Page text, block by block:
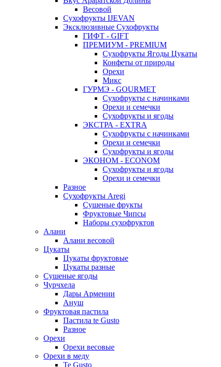
Весовой
Сухофрукты IJEVAN
Эксклюзивные Сухофрукты
ГИФТ - GIFT
ПРЕМИУМ - PREMIUM
Сухофрукты Ягоды Цукаты
Конфеты от природы
Орехи
Микс
ГУРМЭ - GOURMET
Сухофрукты с начинками
Орехи и семечки
Сухофрукты и ягоды
ЭКСТРА - EXTRA
Сухофрукты с начинками
Орехи и семечки
Сухофрукты и ягоды
ЭКОНОМ - ECONOM
Сухофрукты и ягоды
Орехи и семечки
Разное
Сухофрукты Aregi
Сушеные фрукты
Фруктовые Чипсы
Наборы сухофруктов
Алани
Алани весовой
Цукаты
Цукаты фруктовые
Цукаты разные
Сушеные ягоды
Чурчхела
Дары Армении
Ануш
Фруктовая пастила
Пастила te Gusto
Разное
Орехи
Орехи весовые
Орехи в меду
Te Gusto